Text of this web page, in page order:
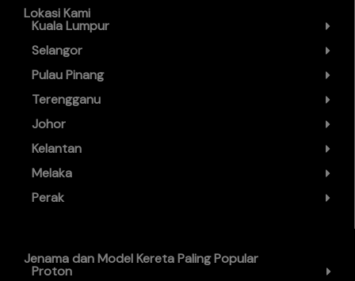
Lokasi Kami
Kuala Lumpur
Selangor
Pulau Pinang
Terengganu
Johor
Kelantan
Melaka
Perak
Jenama dan Model Kereta Paling Popular
Proton